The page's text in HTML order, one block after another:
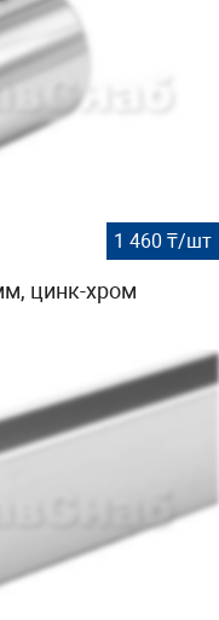
1 460 ₸/шт
цинк-хром